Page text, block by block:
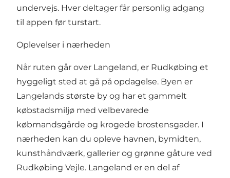
undervejs. Hver deltager får personlig adgang
til appen før turstart.
Oplevelser i nærheden
Når ruten går over Langeland, er Rudkøbing et
hyggeligt sted at gå på opdagelse. Byen er
Langelands største by og har et gammelt
købstadsmiljø med velbevarede
købmandsgårde og krogede brostensgader. I
nærheden kan du opleve havnen, bymidten,
kunsthåndværk, gallerier og grønne gåture ved
Rudkøbing Vejle. Langeland er en del af